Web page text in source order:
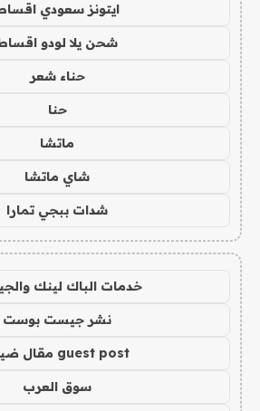
ايتونز سعودي
شحن يلا لودو
حناء شعر
حنا
ماتشا
شاي ماتشا
شدات ببجي تمارا
خدمات الباك لينك
نشر جيست بوست
guest post مقال ضيف
سوق العرب